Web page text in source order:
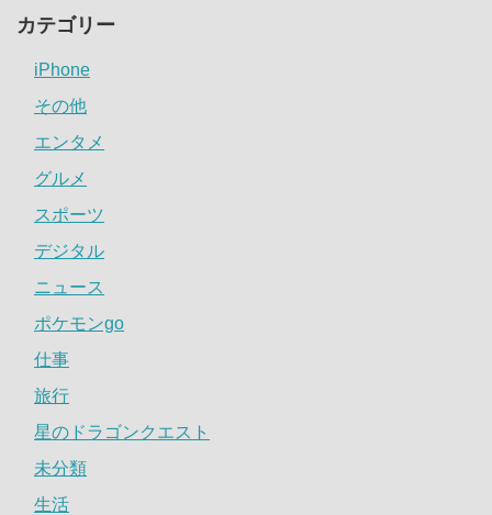
カテゴリー
iPhone
その他
エンタメ
グルメ
スポーツ
デジタル
ニュース
ポケモンgo
仕事
旅行
星のドラゴンクエスト
未分類
生活